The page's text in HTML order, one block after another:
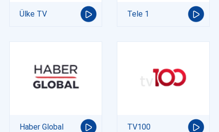
Ülke TV Tele 1
Haber Global TV100